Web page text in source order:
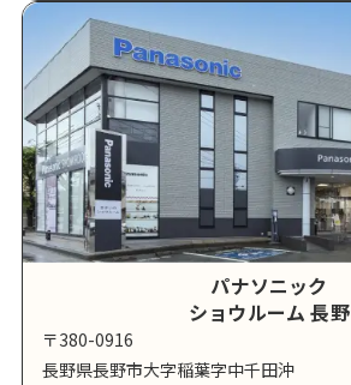
パナソニック
ショウルーム 長野
〒380-0916
長野県長野市大字稲葉字中千田沖